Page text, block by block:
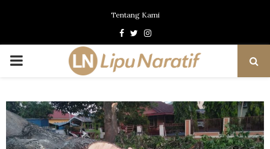
Tentang Kami
Facebook
TwitterInstagram
PRIMARY